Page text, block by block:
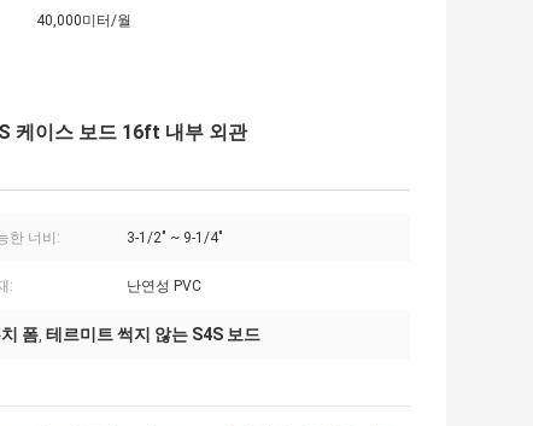
40,000미터/월
케이스 보드 16ft 내부 외관
한 너비: 3-1/2" ~ 9-1/4"
: 난연성 PVC
폼, 테르미트 썩지 않는 S4S 보드